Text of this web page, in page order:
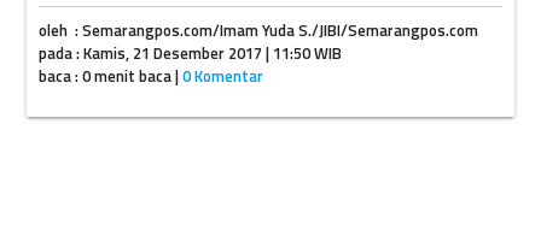
oleh : Semarangpos.com/Imam Yuda S./JIBI/Semarangpos.com
pada : Kamis, 21 Desember 2017 | 11:50 WIB
baca : 0 menit baca |0 Komentar